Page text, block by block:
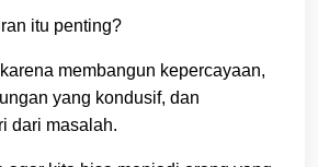
itu penting?
membangun kepercayaan,
yang kondusif, dan
dari masalah.